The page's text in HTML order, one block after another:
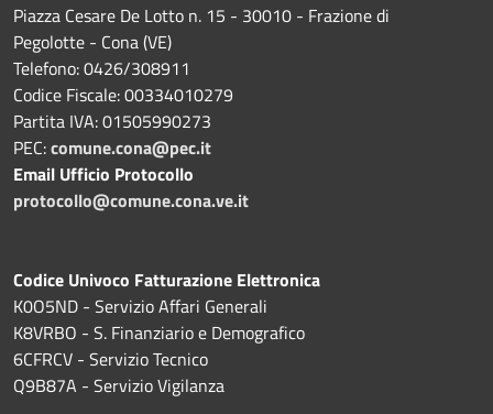
Piazza Cesare De Lotto n. 15 - 30010 - Frazione di
Pegolotte - Cona (VE)
Telefono: 0426/308911
Codice Fiscale: 00334010279
Partita IVA: 01505990273
PEC:comune.cona@pec.it
Email Ufficio Protocollo
protocollo@comune.cona.ve.it
Codice Univoco Fatturazione Elettronica
K0O5ND - Servizio Affari Generali
K8VRBO - S. Finanziario e Demografico
6CFRCV - Servizio Tecnico
Q9B87A - Servizio Vigilanza